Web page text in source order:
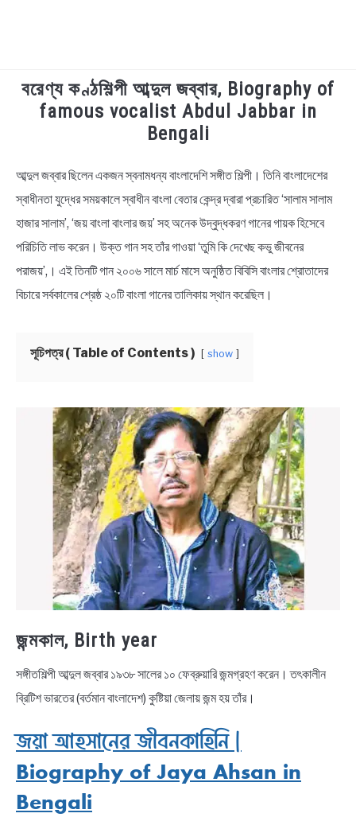
TECHNOLOGY
BIOGRAPHY
EDUCATIONAL
BENGALI WISHES
NEWS
BENGALI LYRICS
BENGALI NAMES
BENGALI STORIES
বরেণ্য কণ্ঠশিল্পী আব্দুল জব্বার, Biography of
famous vocalist Abdul Jabbar in
Bengali
in
Biography
আব্দুল জব্বার ছিলেন একজন স্বনামধন্য বাংলাদেশি সঙ্গীত শিল্পী। তিনি বাংলাদেশের
স্বাধীনতা যুদ্ধের সময়কালে স্বাধীন বাংলা বেতার কেন্দ্র দ্বারা প্রচারিত ‘সালাম সালাম
হাজার সালাম’, ‘জয় বাংলা বাংলার জয়’ সহ অনেক উদ্বুদ্ধকরণ গানের গায়ক হিসেবে
পরিচিতি লাভ করেন। উক্ত গান সহ তাঁর গাওয়া ‘তুমি কি দেখেছ কভু জীবনের
পরাজয়’,। এই তিনটি গান ২০০৬ সালে মার্চ মাসে অনুষ্ঠিত বিবিসি বাংলার শ্রোতাদের
বিচারে সর্বকালের শ্রেষ্ঠ ২০টি বাংলা গানের তালিকায় স্থান করেছিল।
সূচিপত্র ( Table of Contents ) show
জন্মকাল, Birth year
সঙ্গীতশিল্পী আব্দুল জব্বার ১৯৩৮ সালের ১০ ফেব্রুয়ারি জন্মগ্রহণ করেন। তৎকালীন
ব্রিটিশ ভারতের (বর্তমান বাংলাদেশ) কুষ্টিয়া জেলায় জন্ম হয় তাঁর।
জয়া আহসানের জীবনকাহিনি |
Biography of Jaya Ahsan in
Bengali